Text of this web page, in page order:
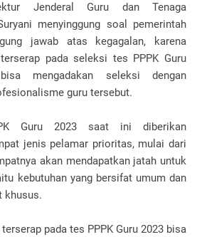
Jenderal Guru dan Tenaga
menyinggung soal pemerintah
jawab atas kegagalan, karena
pada seleksi tes PPPK Guru
mengadakan seleksi dengan
guru tersebut.
Guru 2023 saat ini diberikan
jenis pelamar prioritas, mulai dari
akan mendapatkan jatah untuk
kebutuhan yang bersifat umum dan
khusus.
pada tes PPPK Guru 2023 bisa